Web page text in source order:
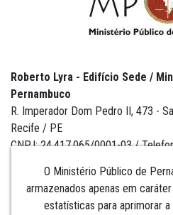
O Ministério Público de
armazenados apenas em
estatísticas para aprimorar
Roberto Lyra - Edifício Sede /
Pernambuco
R. Imperador Dom Pedro II, 473 -
Recife / PE
CNPJ: 24.417.065/0001-03 /
Institucional